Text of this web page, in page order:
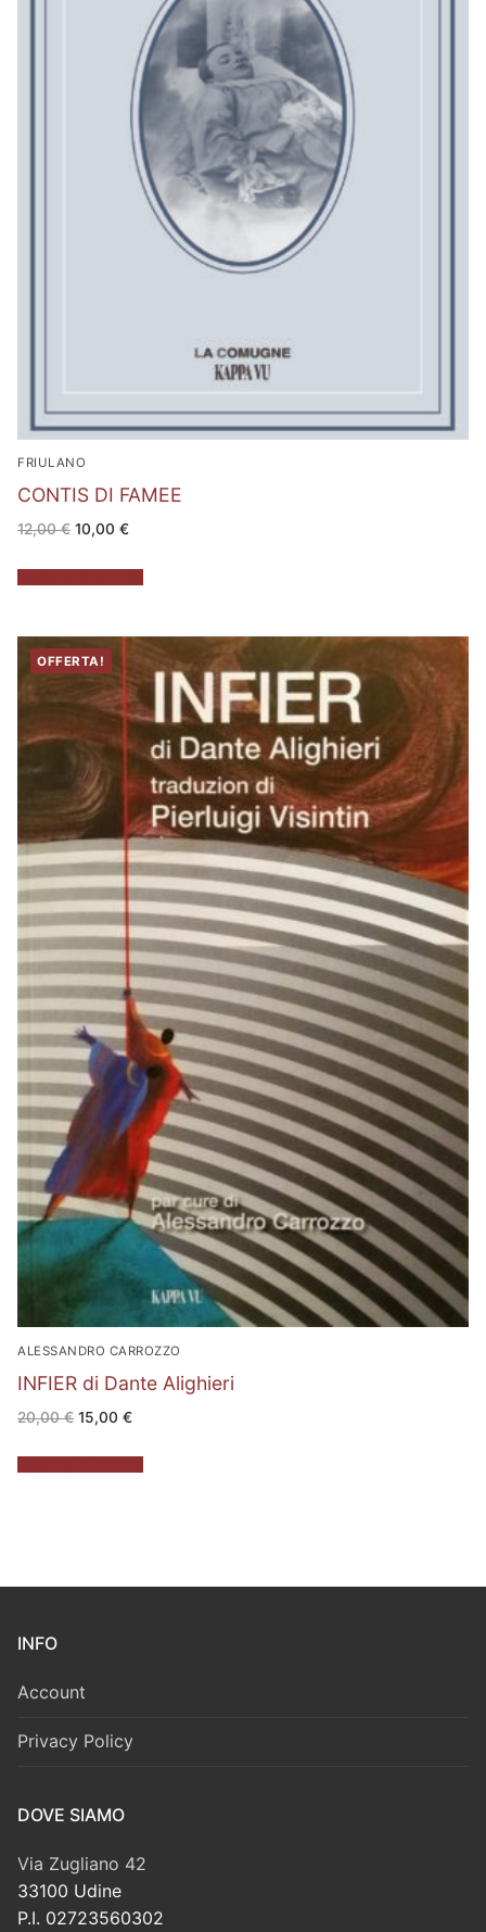
FRIULANO
CONTIS DI FAMEE
12,00€ Il
prezzo
era:
12,00 €.
10,00 €Il
è:
10,00 €.
OFFERTA!
ALESSANDRO CARROZZO
INFIER di Dante Alighieri
20,00€ Il
prezzo
era:
20,00 €.
15,00 €Il
è:
15,00 €.
INFO
Account
Privacy Policy
DOVE SIAMO
Via Zugliano 42
33100 Udine
P.I. 02723560302